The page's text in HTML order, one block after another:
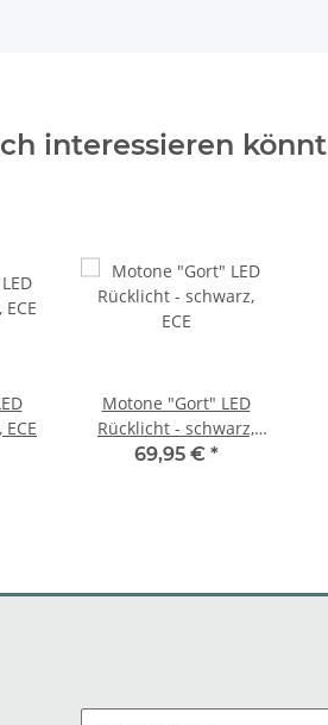
interessieren
Motone "Gort" LED
Rücklicht - schwarz,
ECE
69,95 € *